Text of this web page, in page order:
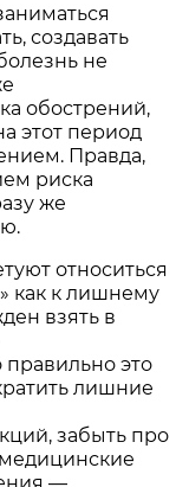
создавать
не
обострений,
этот период
Правда,
риска
же
относиться
как к лишнему
взять в
это
лишние
забыть про